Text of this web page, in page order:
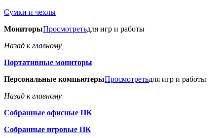
Сумки и чехлы
МониторыПросмотретьдля игр и работы
Назад к главному
Портативные мониторы
Персональные компьютерыПросмотретьдля игр и работы
Назад к главному
Собранные офисные ПК
Собранные игровые ПК